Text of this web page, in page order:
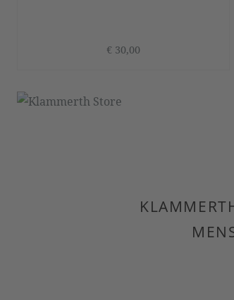
€ 30,00